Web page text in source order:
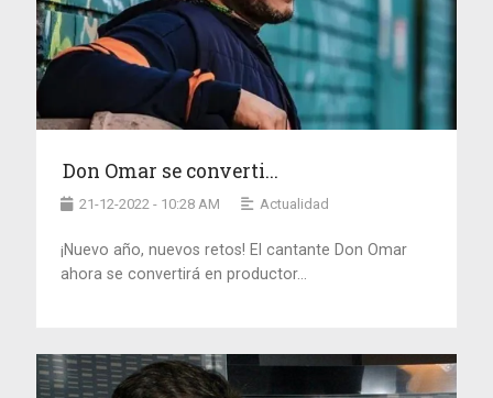
Don Omar se converti...
21-12-2022 - 10:28 AM Actualidad
¡Nuevo año, nuevos retos! El cantante Don Omar
ahora se convertirá en productor...